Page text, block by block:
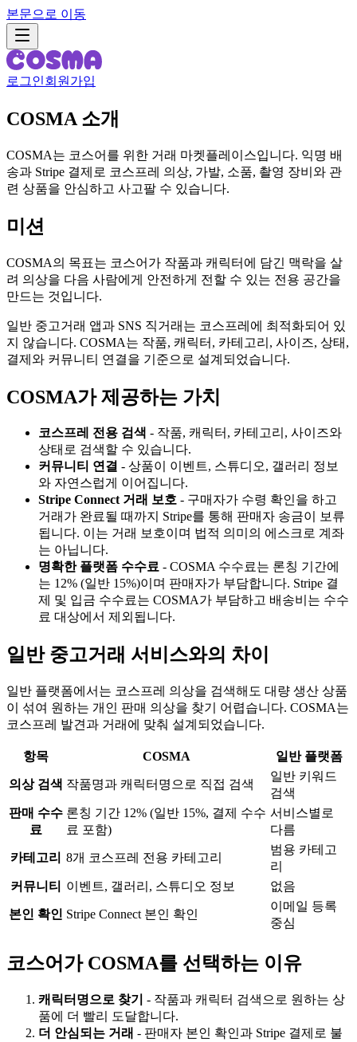
본문으로 이동
로그인회원가입
COSMA 소개
COSMA는 코스어를 위한 거래 마켓플레이스입니다. 익명 배
송과 Stripe 결제로 코스프레 의상, 가발, 소품, 촬영 장비와 관
련 상품을 안심하고 사고팔 수 있습니다.
미션
COSMA의 목표는 코스어가 작품과 캐릭터에 담긴 맥락을 살
려 의상을 다음 사람에게 안전하게 전할 수 있는 전용 공간을
만드는 것입니다.
일반 중고거래 앱과 SNS 직거래는 코스프레에 최적화되어 있
지 않습니다. COSMA는 작품, 캐릭터, 카테고리, 사이즈, 상태,
결제와 커뮤니티 연결을 기준으로 설계되었습니다.
COSMA가 제공하는 가치
코스프레 전용 검색 - 작품, 캐릭터, 카테고리, 사이즈와
상태로 검색할 수 있습니다.
커뮤니티 연결 - 상품이 이벤트, 스튜디오, 갤러리 정보
와 자연스럽게 이어집니다.
Stripe Connect 거래 보호 - 구매자가 수령 확인을 하고
거래가 완료될 때까지 Stripe를 통해 판매자 송금이 보류
됩니다. 이는 거래 보호이며 법적 의미의 에스크로 계좌
는 아닙니다.
명확한 플랫폼 수수료 - COSMA 수수료는 론칭 기간에
는 12% (일반 15%)이며 판매자가 부담합니다. Stripe 결
제 및 입금 수수료는 COSMA가 부담하고 배송비는 수수
료 대상에서 제외됩니다.
일반 중고거래 서비스와의 차이
일반 플랫폼에서는 코스프레 의상을 검색해도 대량 생산 상품
이 섞여 원하는 개인 판매 의상을 찾기 어렵습니다. COSMA는
코스프레 발견과 거래에 맞춰 설계되었습니다.
항목 COSMA 일반 플랫폼
의상 검색 작품명과 캐릭터명으로 직접 검색
일반 키워드
검색
판매 수수
료
론칭 기간 12% (일반 15%, 결제 수수
료 포함)
서비스별로
다름
카테고리 8개 코스프레 전용 카테고리
범용 카테고
리
커뮤니티
이벤트, 갤러리, 스튜디오 정보 없음
본인 확인 Stripe Connect 본인 확인
이메일 등록
중심
코스어가 COSMA를 선택하는 이유
캐릭터명으로 찾기 - 작품과 캐릭터 검색으로 원하는 상
품에 더 빨리 도달합니다.
더 안심되는 거래 - 판매자 본인 확인과 Stripe 결제로 불